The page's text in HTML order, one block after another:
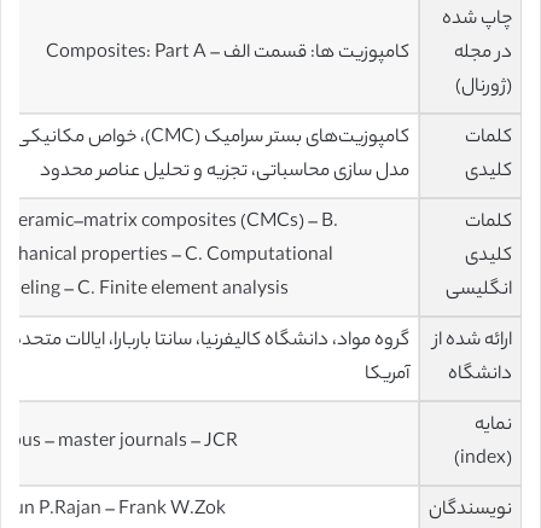
چاپ شده
در مجله
(ژورنال)
کامپوزیت ها: قسمت الف – Composites: Part A
کلمات
کلیدی
کامپوزیت‌های بستر سرامیک (CMC)، خواص مکانیکی،
مدل سازی محاسباتی، تجزیه و تحلیل عناصر محدود
کلمات
کلیدی
انگلیسی
composites (CMCs) – B.
properties – C. Computational
– C. Finite element analysis
ارائه شده از
دانشگاه
گروه مواد، دانشگاه کالیفرنیا، سانتا باربارا، ایالات متحده
آمریکا
نمایه
(index)
– master journals – JCR
نویسندگان
P.Rajan – Frank W.Zok